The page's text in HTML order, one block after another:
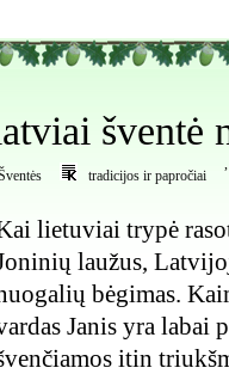
šventė
tradicijos ir papročiai
lietuviai trypė
laužus,
bėgimas.
Janis yra labai
itin